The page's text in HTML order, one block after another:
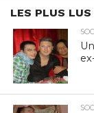
LES PLUS LUS